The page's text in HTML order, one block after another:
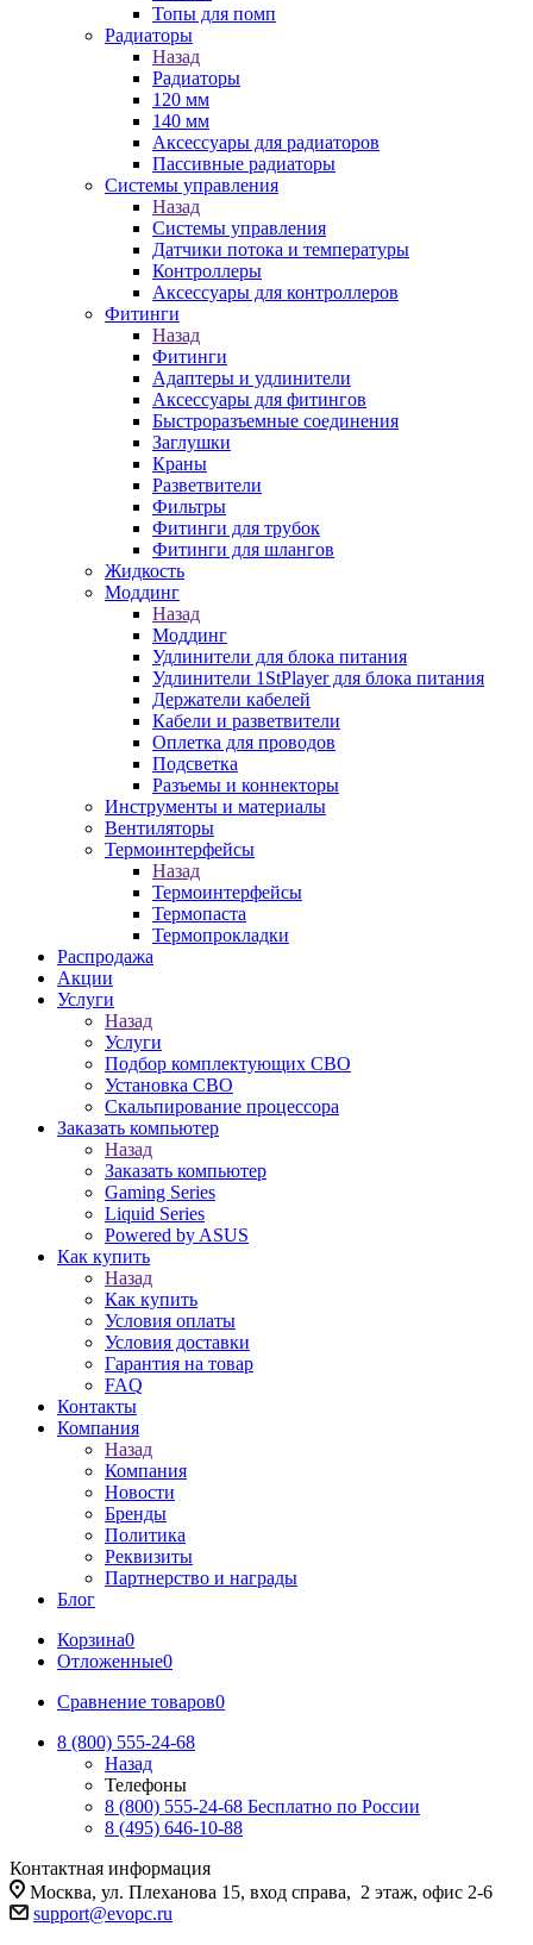
Топы для помп
Радиаторы
Назад
Радиаторы
120 мм
140 мм
Аксессуары для радиаторов
Пассивные радиаторы
Системы управления
Назад
Системы управления
Датчики потока и температуры
Контроллеры
Аксессуары для контроллеров
Фитинги
Назад
Фитинги
Адаптеры и удлинители
Аксессуары для фитингов
Быстроразъемные соединения
Заглушки
Краны
Разветвители
Фильтры
Фитинги для трубок
Фитинги для шлангов
Жидкость
Моддинг
Назад
Моддинг
Удлинители для блока питания
Удлинители 1StPlayer для блока питания
Держатели кабелей
Кабели и разветвители
Оплетка для проводов
Подсветка
Разъемы и коннекторы
Инструменты и материалы
Вентиляторы
Термоинтерфейсы
Назад
Термоинтерфейсы
Термопаста
Термопрокладки
Распродажа
Акции
Услуги
Назад
Услуги
Подбор комплектующих СВО
Установка СВО
Скальпирование процессора
Заказать компьютер
Назад
Заказать компьютер
Gaming Series
Liquid Series
Powered by ASUS
Как купить
Назад
Как купить
Условия оплаты
Условия доставки
Гарантия на товар
FAQ
Контакты
Компания
Назад
Компания
Новости
Бренды
Политика
Реквизиты
Партнерство и награды
Блог
Корзина0
Отложенные0
Сравнение товаров0
8 (800) 555-24-68
Назад
Телефоны
8 (800) 555-24-68 Бесплатно по России
8 (495) 646-10-88
Контактная информация
Москва, ул. Плеханова 15, вход справа, 2 этаж, офис 2-6
support@evopc.ru